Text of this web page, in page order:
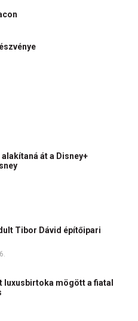
át a Disney+
Tibor Dávid építőipari
luxusbirtoka mögött a fiatal